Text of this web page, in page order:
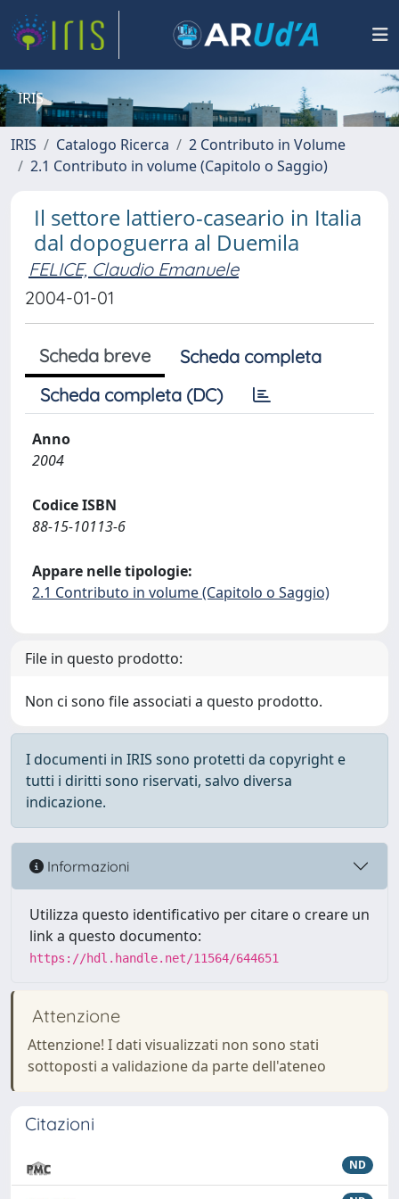
IRIS
IRIS Catalogo Ricerca
2 Contributo in Volume
2.1 Contributo in volume (Capitolo o Saggio)
Il settore lattiero-caseario in Italia
dal dopoguerra al Duemila
FELICE, Claudio Emanuele
2004-01-01
Scheda breve
Scheda completa
Scheda completa (DC)
Anno
2004
Codice ISBN
88-15-10113-6
Appare nelle tipologie:
2.1 Contributo in volume (Capitolo o Saggio)
File in questo prodotto:
Non ci sono file associati a questo prodotto.
I documenti in IRIS sono protetti da copyright e
tutti i diritti sono riservati, salvo diversa
indicazione.
Informazioni
Utilizza questo identificativo per citare o creare un
link a questo documento:
https://hdl.handle.net/11564/644651
Attenzione
Attenzione! I dati visualizzati non sono stati
sottoposti a validazione da parte dell'ateneo
Citazioni
ND